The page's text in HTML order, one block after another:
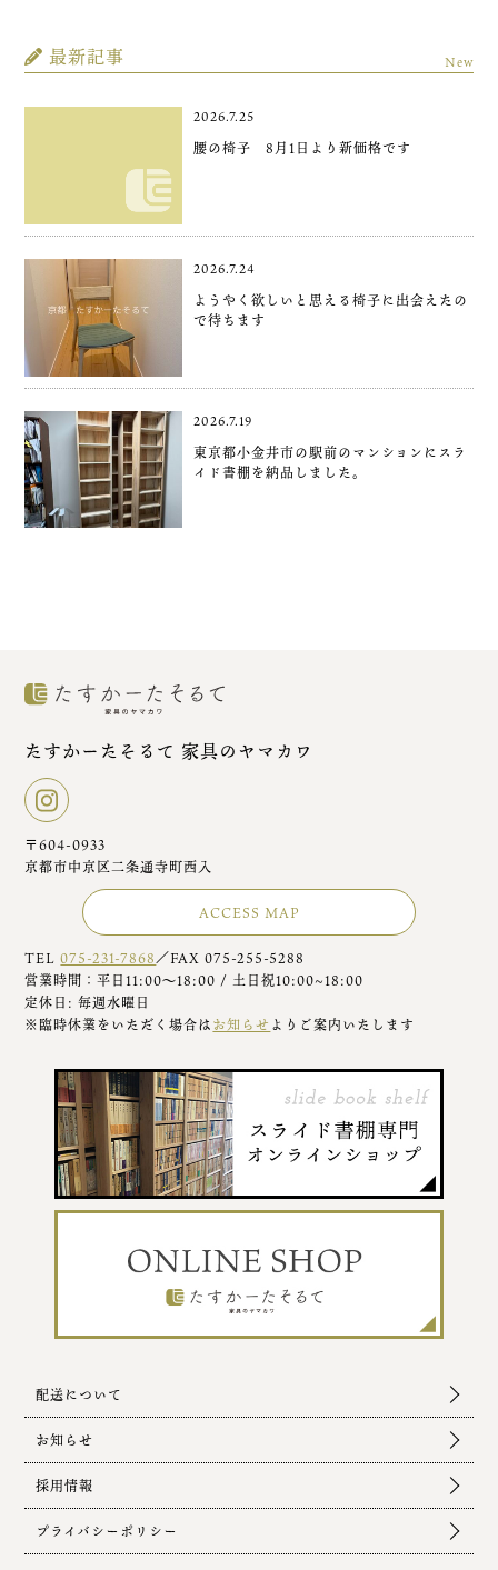
最新記事 New
2026.7.25
腰の椅子 8月1日より新価格です
2026.7.24
ようやく欲しいと思える椅子に出会えたの
で待ちます
2026.7.19
東京都小金井市の駅前のマンションにスラ
イド書棚を納品しました。
たすかーたそるて 家具のヤマカワ
〒604-0933
京都市中京区二条通寺町西入
ACCESS MAP
TEL075-231-7868／FAX 075-255-5288
営業時間：平日11:00～18:00 / 土日祝10:00~18:00
定休日: 毎週水曜日
※臨時休業をいただく場合はお知らせ よりご案内いたします
配送について
お知らせ
採用情報
プライバシーポリシー